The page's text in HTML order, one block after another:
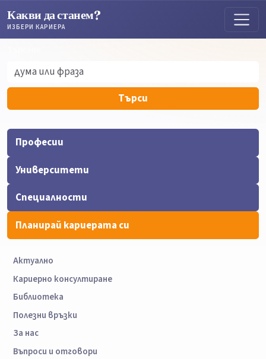
Какви да станем?
ИЗБЕРИ КАРИЕРА
Търси
Професии
Университети
Специалности
Планирай кариерата си
Актуално
Кариерно консултиране
Библиотека
Полезни връзки
За нас
Въпроси и отговори